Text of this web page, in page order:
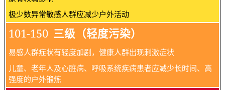
极少数异常敏感人群应减少户外活动
101-150 三级（轻度污染）
易感人群症状有轻度加剧，健康人群出现刺激症状
儿童、老年人及心脏病、呼吸系统疾病患者应减少长时间、高
强度的户外锻炼